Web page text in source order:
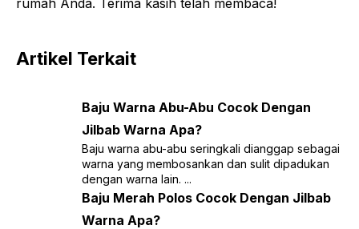
Artikel Terkait
Baju Warna Abu-Abu Cocok Dengan
Jilbab Warna Apa?
Baju warna abu-abu seringkali dianggap sebagai
warna yang membosankan dan sulit dipadukan
dengan warna lain. ...
Baju Merah Polos Cocok Dengan Jilbab
Warna Apa?